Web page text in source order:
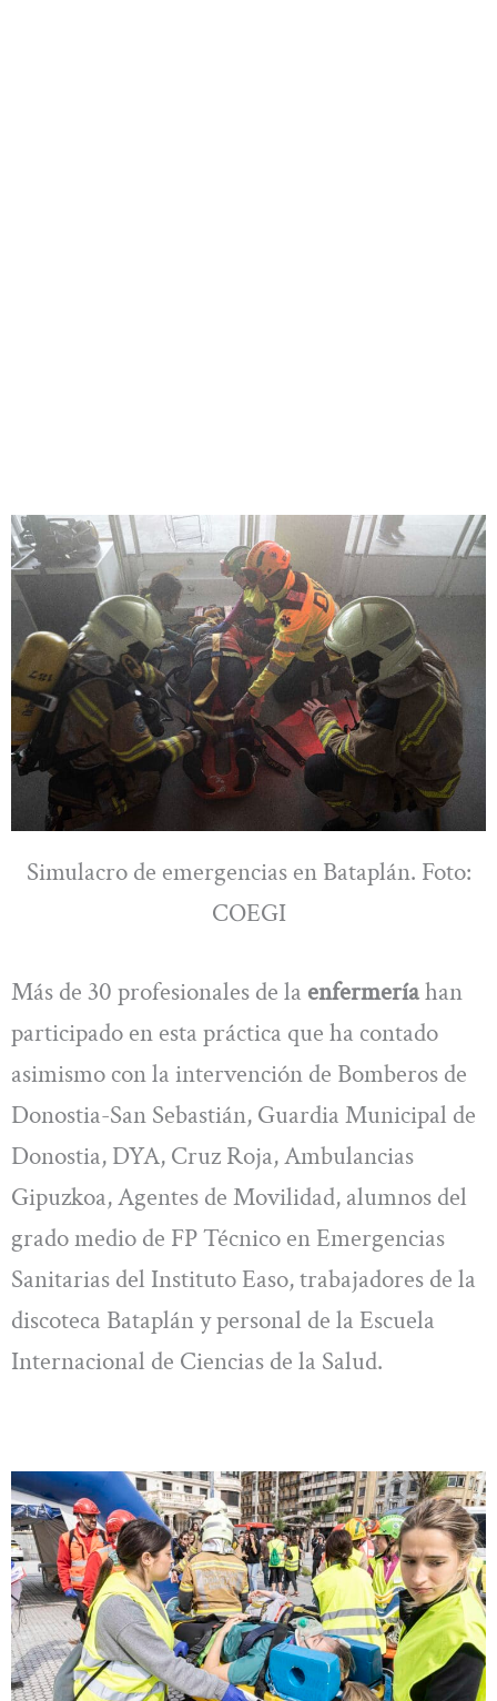
Simulacro de emergencias en Bataplán. Foto:
COEGI
Más de 30 profesionales de la enfermeríahan
participado en esta práctica que ha contado
asimismo con la intervención de Bomberos de
Donostia-San Sebastián, Guardia Municipal de
Donostia, DYA, Cruz Roja, Ambulancias
Gipuzkoa, Agentes de Movilidad, alumnos del
grado medio de FP Técnico en Emergencias
Sanitarias del Instituto Easo, trabajadores de la
discoteca Bataplán y personal de la Escuela
Internacional de Ciencias de la Salud.